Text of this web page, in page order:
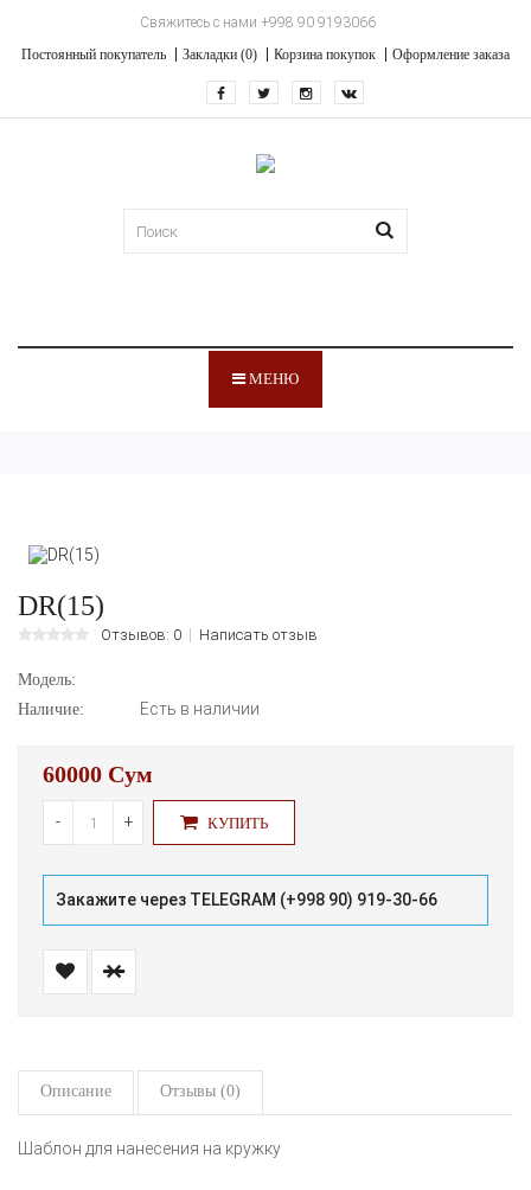
Свяжитесь с нами +998 90 9193066
Постоянный покупатель
Закладки (0) Корзина покупок Оформление заказа
МЕНЮ
DR(15)
Отзывов: 0 Написать отзыв
Модель:
Наличие:
Есть в наличии
60000 Сум
- + КУПИТЬ
Закажите через TELEGRAM (+998 90) 919-30-66
Описание Отзывы (0)
Шаблон для нанесения на кружку